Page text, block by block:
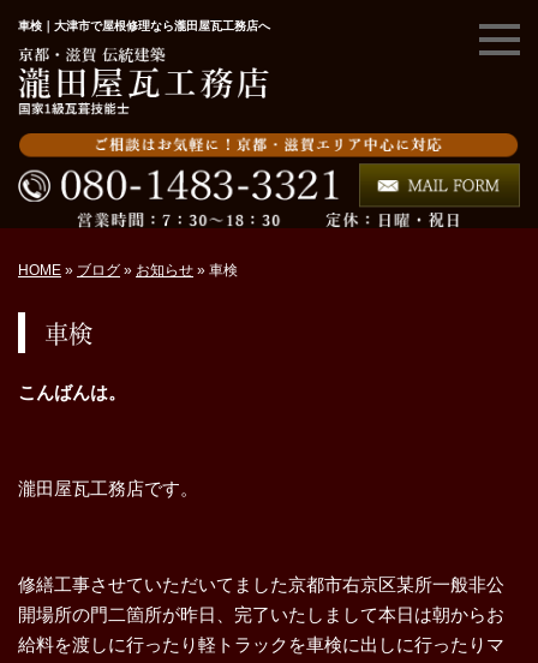
車検｜大津市で屋根修理なら瀧田屋瓦工務店へ
HOME » ブログ » お知らせ » 車検
車検
こんばんは。
瀧田屋瓦工務店です。
修繕工事させていただいてました京都市右京区某所一般非公
開場所の門二箇所が昨日、完了いたしまして本日は朝からお
給料を渡しに行ったり軽トラックを車検に出しに行ったりマ